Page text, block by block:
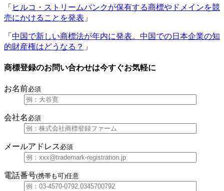
「 ヒルコ・ストリームバンクが保有する商標やドメインを競
売にかけることを発表 」
「 中国で新しい商標法が年内に発表。中国での日本企業の知
的財産権はどうなる？ 」
商標登録のお問い合わせは今すぐお気軽に
お名前必須
会社名 必須
メールアドレス 必須
電話番号(携帯も可)任意